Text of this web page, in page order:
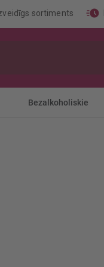
sortiments
Bezalkoholiskie